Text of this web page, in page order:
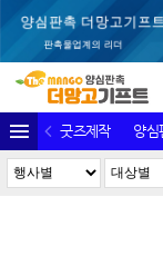
굿즈제작 양심